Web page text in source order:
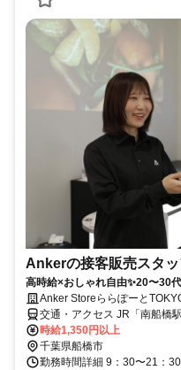
Ankerの接客販売スタ
高時給×おしゃれ自由✨20〜30
Anker Storeららぽーと
交通・アクセス JR「南船橋
10分
時給1,350円以上
千葉県船橋市
勤務時間詳細 9：30〜21：